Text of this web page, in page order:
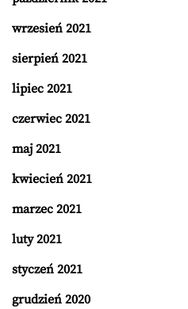
wrzesień 2021
sierpień 2021
lipiec 2021
czerwiec 2021
maj 2021
kwiecień 2021
marzec 2021
luty 2021
styczeń 2021
grudzień 2020